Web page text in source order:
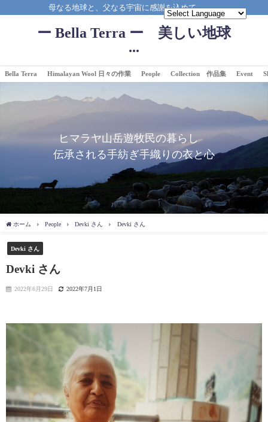
母なる地球と、父なる宇宙に感謝を込めて。。。
ー Bella Terra ー 美しい地球
...
Bella Terra Himalayan Wool 日々の作業 People Collection 作品集 Event
ヒマラヤ山岳遊牧民の暮らし
伝承される手紡ぎ手織りの衣と心
ホーム People Devki さん Devki さん
Devki さん
Devki さん
2022年6月29日 2022年7月1日